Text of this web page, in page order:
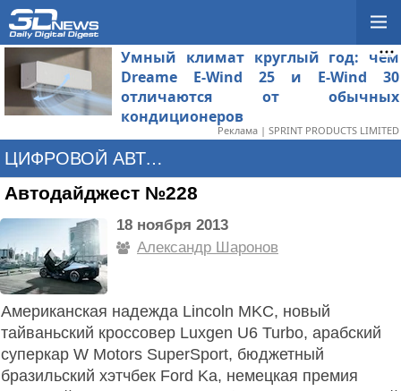
Умный климат круглый год: чем
Dreame E-Wind 25 и E-Wind 30
отличаются от обычных
кондиционеров
Реклама | SPRINT PRODUCTS LIMITED
ЦИФРОВОЙ АВТОМОБИЛЬ
Автодайджест №228
18 ноября 2013
Александр Шаронов
Американская надежда Lincoln MKC, новый
тайваньский кроссовер Luxgen U6 Turbo, арабский
суперкар W Motors SuperSport, бюджетный
бразильский хэтчбек Ford Ka, немецкая премия